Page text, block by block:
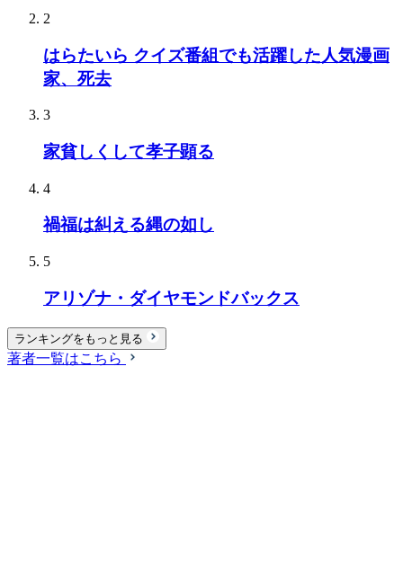
2
はらたいら クイズ番組でも活躍した人気漫画
家、死去
3
家貧しくして孝子顕る
4
禍福は糾える縄の如し
5
アリゾナ・ダイヤモンドバックス
ランキングをもっと見る
著者一覧はこちら